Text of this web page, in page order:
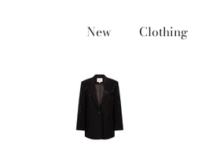
New Clothing